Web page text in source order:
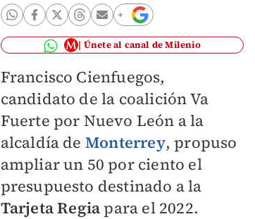
Únete al canal de Milenio
Francisco Cienfuegos,
candidato de la coalición Va
Fuerte por Nuevo León a la
alcaldía de Monterrey, propuso
ampliar un 50 por ciento el
presupuesto destinado a la
Tarjeta Regia para el 2022.